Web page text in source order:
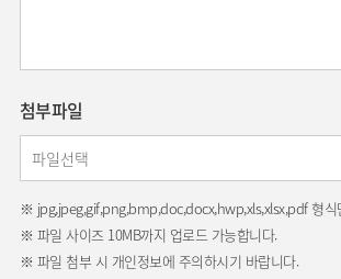
첨부파일
※ jpg,jpeg,gif,png,bmp,doc,docx,hwp,xls,xlsx,pdf 형식
※ 파일 사이즈 10MB까지 업로드 가능합니다.
※ 파일 첨부 시 개인정보에 주의하시기 바랍니다.